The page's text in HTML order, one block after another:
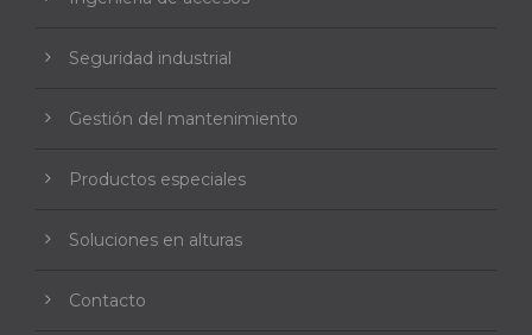
Seguridad industrial
Gestión del mantenimiento
Productos especiales
Soluciones en alturas
Contacto